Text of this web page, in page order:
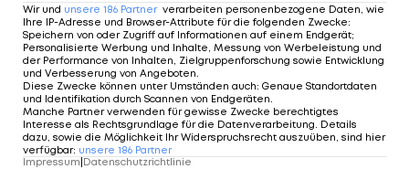
entscheidenden Runde zunächst an die Spitze.
Russell gelingt aber ein starker zweiter Sektor und
verwaist letztlich den Italiener noch auf P2.
Hingegen verpasst Nico Hülkenberg (Audi/11.)
knapp den Einzug in die Top-10. Dahinter landet
Liam Lawson(Racing Bulls/12.), Gabriel Bortoleto
Wir und unsere 186 Partner verarbeiten personenbezogene Daten, wie
Ihre IP-Adresse und Browser-Attribute für die folgenden Zwecke:
Speichern von oder Zugriff auf Informationen auf einem Endgerät;
Personalisierte Werbung und Inhalte, Messung von Werbeleistung und
der Performance von Inhalten, Zielgruppenforschung sowie Entwicklung
und Verbesserung von Angeboten.
Diese Zwecke können unter Umständen auch: Genaue Standortdaten
und Identifikation durch Scannen von Endgeräten.
Manche Partner verwenden für gewisse Zwecke berechtigtes
Interesse als Rechtsgrundlage für die Datenverarbeitung. Details
dazu, sowie die Möglichkeit Ihr Widerspruchsrecht auszuüben, sind hier
verfügbar: unsere 186 Partner
Impressum Datenschutzrichtlinie